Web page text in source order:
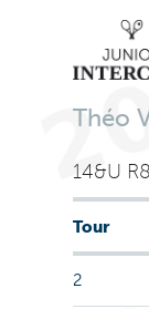
Théo
14&U
Tour
2